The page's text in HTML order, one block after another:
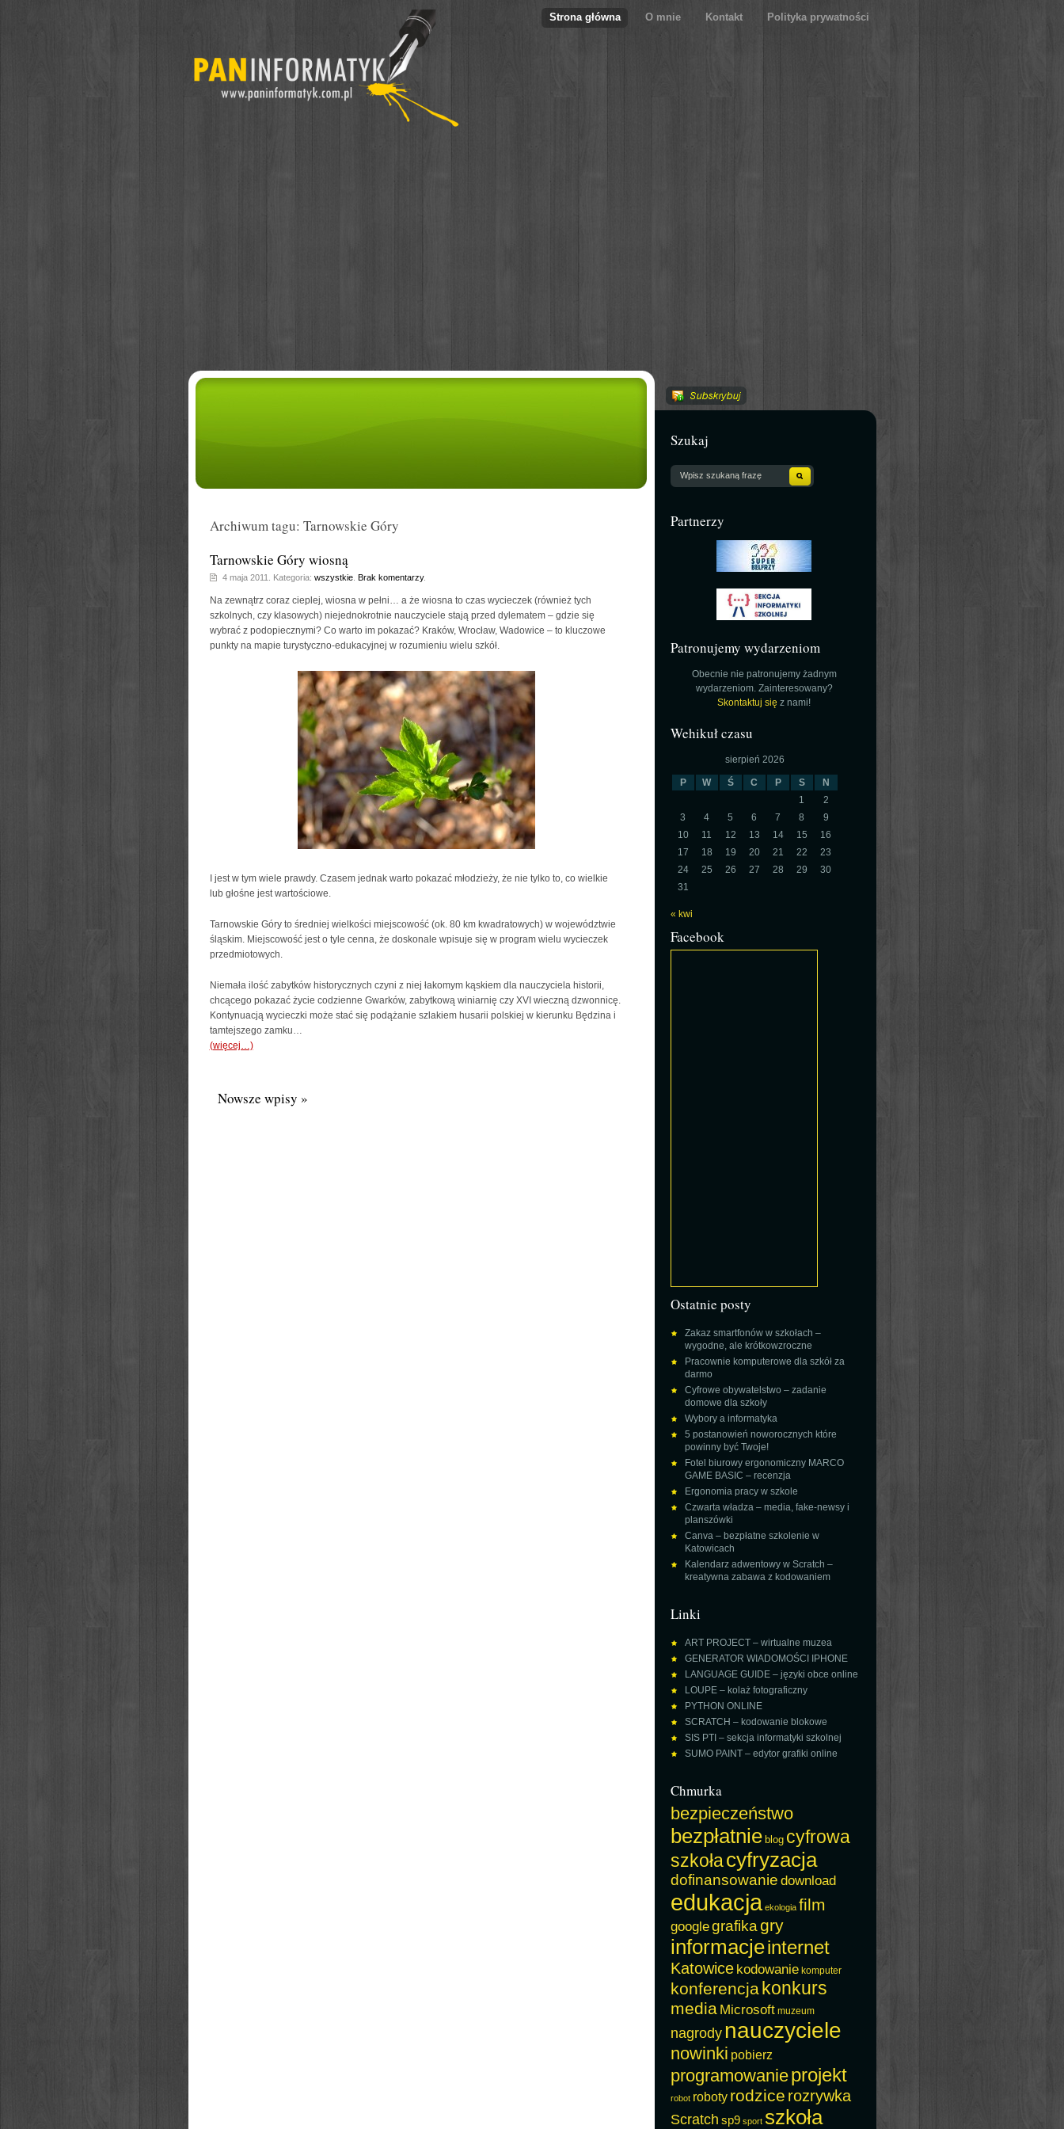
Strona główna O mnie Kontakt Polityka prywatności
Archiwum tagu: Tarnowskie Góry
Tarnowskie Góry wiosną
4 maja 2011. Kategoria: wszystkie. Brak komentarzy.
Na zewnątrz coraz cieplej, wiosna w pełni… a że wiosna to czas wycieczek (również tych
szkolnych, czy klasowych) niejednokrotnie nauczyciele stają przed dylematem – gdzie się
wybrać z podopiecznymi? Co warto im pokazać? Kraków, Wrocław, Wadowice – to kluczowe
punkty na mapie turystyczno-edukacyjnej w rozumieniu wielu szkół.
I jest w tym wiele prawdy. Czasem jednak warto pokazać młodzieży, że nie tylko to, co wielkie
lub głośne jest wartościowe.
Tarnowskie Góry to średniej wielkości miejscowość (ok. 80 km kwadratowych) w województwie
śląskim. Miejscowość jest o tyle cenna, że doskonale wpisuje się w program wielu wycieczek
przedmiotowych.
Niemała ilość zabytków historycznych czyni z niej łakomym kąskiem dla nauczyciela historii,
chcącego pokazać życie codzienne Gwarków, zabytkową winiarnię czy XVI wieczną dzwonnicę.
Kontynuacją wycieczki może stać się podążanie szlakiem husarii polskiej w kierunku Będzina i
tamtejszego zamku…
(więcej…)
Nowsze wpisy »
Szukaj
Partnerzy
Patronujemy wydarzeniom
Obecnie nie patronujemy żadnym
wydarzeniom. Zainteresowany?
Skontaktuj się z nami!
Wehikuł czasu
sierpień 2026
P W Ś C P S
N
1
2
3
4 5 6 7 8
9
10
11 12 13 14 15
16
17
18 19 20 21 22
23
24
25 26 27 28 29
30
31
« kwi
Facebook
Ostatnie posty
Zakaz smartfonów w szkołach –
wygodne, ale krótkowzroczne
Pracownie komputerowe dla szkół za
darmo
Cyfrowe obywatelstwo – zadanie
domowe dla szkoły
Wybory a informatyka
5 postanowień noworocznych które
powinny być Twoje!
Fotel biurowy ergonomiczny MARCO
GAME BASIC – recenzja
Ergonomia pracy w szkole
Czwarta władza – media, fake-newsy i
planszówki
Canva – bezpłatne szkolenie w
Katowicach
Kalendarz adwentowy w Scratch –
kreatywna zabawa z kodowaniem
Linki
ART PROJECT – wirtualne muzea
GENERATOR WIADOMOŚCI IPHONE
LANGUAGE GUIDE – języki obce online
LOUPE – kolaż fotograficzny
PYTHON ONLINE
SCRATCH – kodowanie blokowe
SIS PTI – sekcja informatyki szkolnej
SUMO PAINT – edytor grafiki online
Chmurka
bezpieczeństwo
bezpłatnie blog cyfrowa
szkołacyfryzacja
dofinansowanie download
edukacja ekologia film
googlegrafikagry
informacjeinternet
Katowice kodowanie komputer
konferencjakonkurs
media Microsoft muzeum
nagrody nauczyciele
nowinki pobierz
programowanieprojekt
robot roboty rodzice rozrywka
Scratch sp9 sport szkoła